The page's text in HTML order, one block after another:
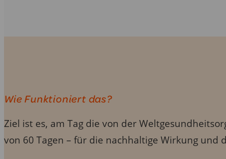
Wie Funktioniert das?
Ziel ist es, am Tag die von der
von 60 Tagen – für die nachhaltige Wirkung